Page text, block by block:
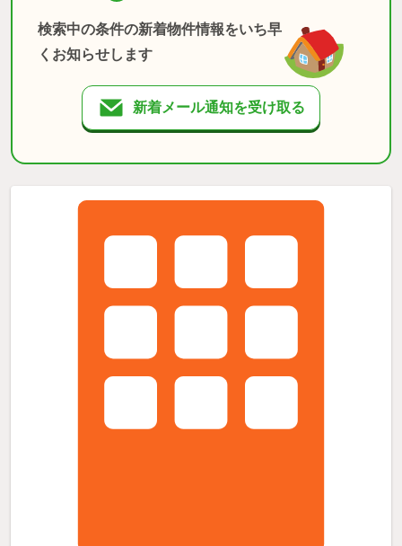
検索中の条件の新着物件情報をいち早
くお知らせします
新着メール通知を受け取る